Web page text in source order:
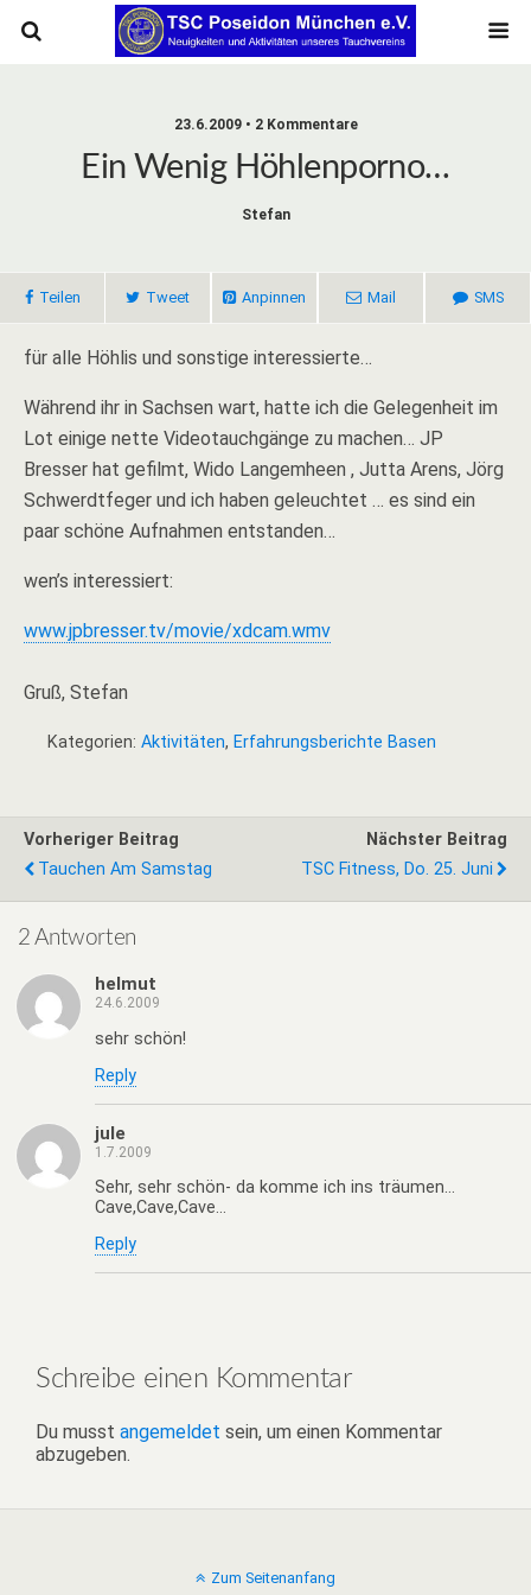
23.6.2009 • 2 Kommentare
Ein Wenig Höhlenporno…
Stefan
Teilen Tweet Anpinnen Mail SMS
für alle Höhlis und sonstige interessierte…
Während ihr in Sachsen wart, hatte ich die Gelegenheit im
Lot einige nette Videotauchgänge zu machen… JP
Bresser hat gefilmt, Wido Langemheen , Jutta Arens, Jörg
Schwerdtfeger und ich haben geleuchtet … es sind ein
paar schöne Aufnahmen entstanden…
wen’s interessiert:
www.jpbresser.tv/movie/xdcam.wmv
Gruß, Stefan
Kategorien: Aktivitäten, Erfahrungsberichte Basen
Vorheriger Beitrag
Tauchen Am Samstag
Nächster Beitrag
TSC Fitness, Do. 25. Juni
2 Antworten
helmut
24.6.2009
sehr schön!
Reply
jule
1.7.2009
Sehr, sehr schön- da komme ich ins träumen…
Cave,Cave,Cave…
Reply
Schreibe einen Kommentar
Du musst angemeldet sein, um einen Kommentar
abzugeben.
Zum Seitenanfang